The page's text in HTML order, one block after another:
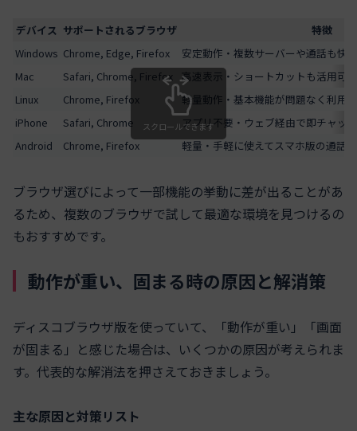
デバイス サポートされるブラウザ
特徴
Windows Chrome, Edge, Firefox
安定動作・複数サーバーや通話も快適
Mac
Safari, Chrome, Firefox 高速表示・ショートカットも活用可能
Linux
Chrome, Firefox
軽量動作・基本機能が問題なく利用
iPhone
Safari, Chrome
アプリ不要・ウェブ経由で即チャッ
Android
Chrome, Firefox 軽量・手軽に使えてスマホ版の通話
スクロールできます
ブラウザ選びによって一部機能の挙動に差が出ることがあ
るため、複数のブラウザで試して最適な環境を見つけるの
もおすすめです。
動作が重い、固まる時の原因と解消策
ディスコブラウザ版を使っていて、「動作が重い」「画面
が固まる」と感じた場合は、いくつかの原因が考えられま
す。代表的な解消法を押さえておきましょう。
主な原因と対策リスト